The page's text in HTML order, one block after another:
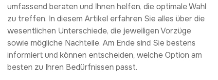
umfassend beraten und Ihnen helfen, die optimale Wahl
zu treffen. In diesem Artikel erfahren Sie alles über die
wesentlichen Unterschiede, die jeweiligen Vorzüge
sowie mögliche Nachteile. Am Ende sind Sie bestens
informiert und können entscheiden, welche Option am
besten zu Ihren Bedürfnissen passt.